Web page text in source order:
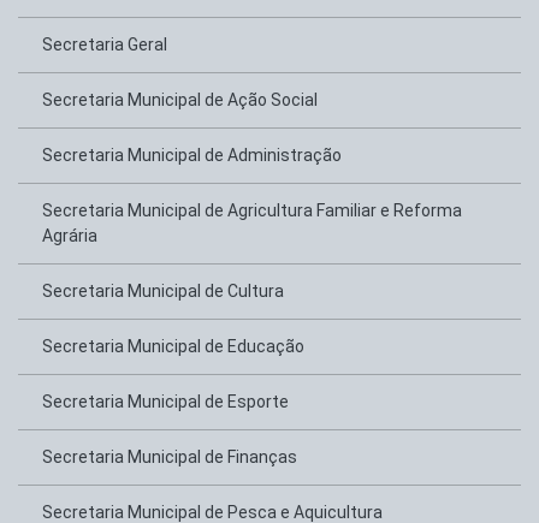
Secretaria Geral
Secretaria Municipal de Ação Social
Secretaria Municipal de Administração
Secretaria Municipal de Agricultura Familiar e Reforma
Agrária
Secretaria Municipal de Cultura
Secretaria Municipal de Educação
Secretaria Municipal de Esporte
Secretaria Municipal de Finanças
Secretaria Municipal de Pesca e Aquicultura